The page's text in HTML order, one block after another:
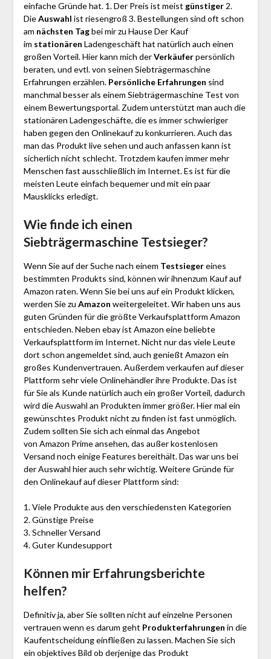
einfache Gründe hat. 1. Der Preis ist meist günstiger2.
DieAuswahl ist riesengroß 3. Bestellungen sind oft schon
am nächsten Tagbei mir zu Hause Der Kauf
im stationären Ladengeschäft hat natürlich auch einen
großen Vorteil. Hier kann mich derVerkäuferpersönlich
beraten, und evtl. von seinen Siebträgermaschine
Erfahrungen erzählen. Persönliche Erfahrungen sind
manchmal besser als einem Siebträgermaschine Test von
einem Bewertungsportal. Zudem unterstützt man auch die
stationären Ladengeschäfte, die es immer schwieriger
haben gegen den Onlinekauf zu konkurrieren. Auch das
man das Produkt live sehen und auch anfassen kann ist
sicherlich nicht schlecht. Trotzdem kaufen immer mehr
Menschen fast ausschließlich im Internet. Es ist für die
meisten Leute einfach bequemer und mit ein paar
Mausklicks erledigt.
Wie finde ich einen
Siebträgermaschine Testsieger?
Wenn Sie auf der Suche nach einem Testsiegereines
bestimmten Produkts sind, können wir ihnenzum Kauf auf
Amazon raten. Wenn Sie bei uns auf ein Produkt klicken,
werden Sie zu Amazon weitergeleitet. Wir haben uns aus
guten Gründen für die größte Verkaufsplattform Amazon
entschieden. Neben ebay ist Amazon eine beliebte
Verkaufsplattform im Internet. Nicht nur das viele Leute
dort schon angemeldet sind, auch genießt Amazon ein
großes Kundenvertrauen. Außerdem verkaufen auf dieser
Plattform sehr viele Onlinehändler ihre Produkte. Das ist
für Sie als Kunde natürlich auch ein großer Vorteil, dadurch
wird die Auswahl an Produkten immer größer. Hier mal ein
gewünschtes Produkt nicht zu finden ist fast unmöglich.
Zudem sollten Sie sich ach einmal das Angebot
von Amazon Prime ansehen, das außer kostenlosen
Versand noch einige Features bereithält. Das war uns bei
der Auswahl hier auch sehr wichtig. Weitere Gründe für
den Onlinekauf auf dieser Plattform sind:
1. Viele Produkte aus den verschiedensten Kategorien
2. Günstige Preise
3. Schneller Versand
4. Guter Kundesupport
Können mir Erfahrungsberichte
helfen?
Definitiv ja, aber Sie sollten nicht auf einzelne Personen
vertrauen wenn es darum geht Produkterfahrungen in die
Kaufentscheidung einfließen zu lassen. Machen Sie sich
ein objektives Bild ob derjenige das Produkt